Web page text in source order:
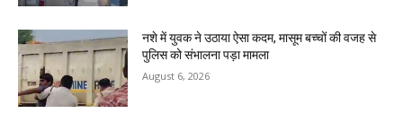
नशे में युवक ने उठाया ऐसा कदम, मासूम बच्चों की वजह से
पुलिस को संभालना पड़ा मामला
August 6, 2026